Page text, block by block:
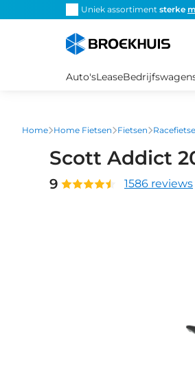
Uniek assortiment sterke
Auto'sLease
Home Home Fietsen Fietsen
Scott Addict
9 1586 reviews